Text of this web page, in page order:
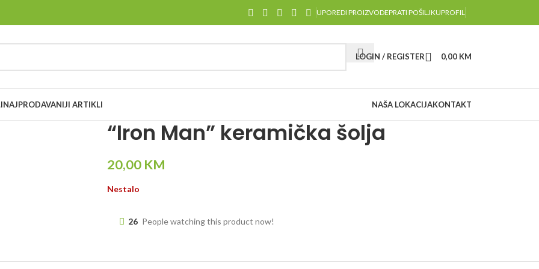
UPOREDI PROIZVODEPRATI POŠILJKUPROFIL
LOGIN / REGISTER 0,00 KM
NAJPRODAVANIJI ARTIKLI NAŠA LOKACIJAKONTAKT
“Iron Man” keramička šolja
20,00 KM
Nestalo
26 People watching this product now!